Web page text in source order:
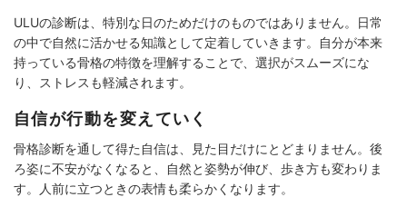
ULUの診断は、特別な日のためだけのものではありません。日常
の中で自然に活かせる知識として定着していきます。自分が本来
持っている骨格の特徴を理解することで、選択がスムーズにな
り、ストレスも軽減されます。
自信が行動を変えていく
骨格診断を通して得た自信は、見た目だけにとどまりません。後
ろ姿に不安がなくなると、自然と姿勢が伸び、歩き方も変わりま
す。人前に立つときの表情も柔らかくなります。